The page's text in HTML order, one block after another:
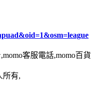
客服電話,momo百貨
所有,